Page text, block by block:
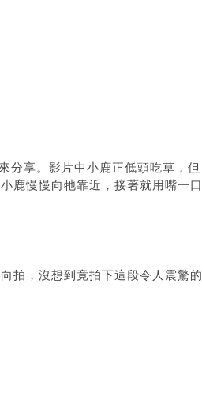
分享。影片中小鹿正低頭吃草，但
鹿慢慢向牠靠近，接著就用嘴一口
拍，沒想到竟拍下這段令人震驚的